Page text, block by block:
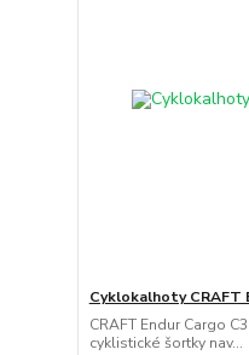
Cyklokalhoty CRAFT
CRAFT Endur Cargo
cyklistické šortky nav...